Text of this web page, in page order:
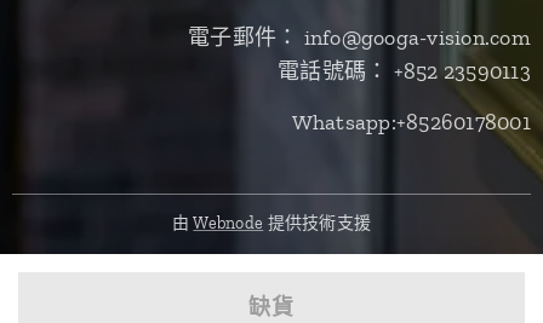
缺貨
電子郵件： info@googa-vision.com
電話號碼： +852 23590113
Whatsapp:+85260178001
由Webnode 提供技術支援